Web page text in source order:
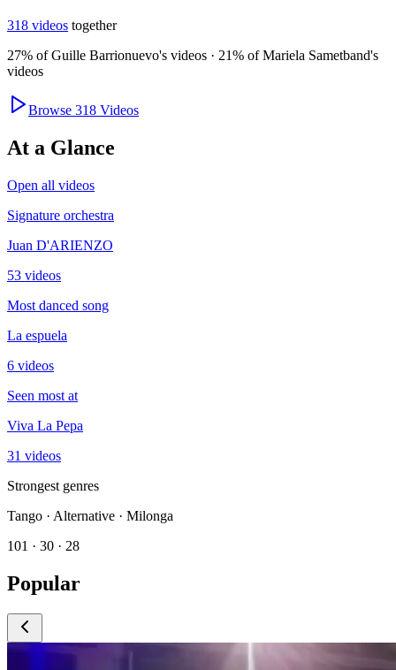
318 videos together
27% ofGuille Barrionuevo's videos · 21% ofMariela Sametband's
videos
Browse 318 Videos
At a Glance
Open all videos
Signature orchestra
Juan D'ARIENZO
53 videos
Most danced song
La espuela
6 videos
Seen most at
Viva La Pepa
31 videos
Strongest genres
Tango · Alternative · Milonga
101 · 30 · 28
Popular